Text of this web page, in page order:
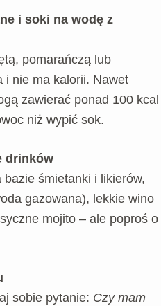
i soki na wodę z
pomarańczą lub
i nie ma kalorii. Nawet
zawierać ponad 100 kcal
niż wypić sok.
drinków
śmietanki i likierów,
gazowana), lekkie wino
mojito – ale poproś o
sobie pytanie: Czy mam